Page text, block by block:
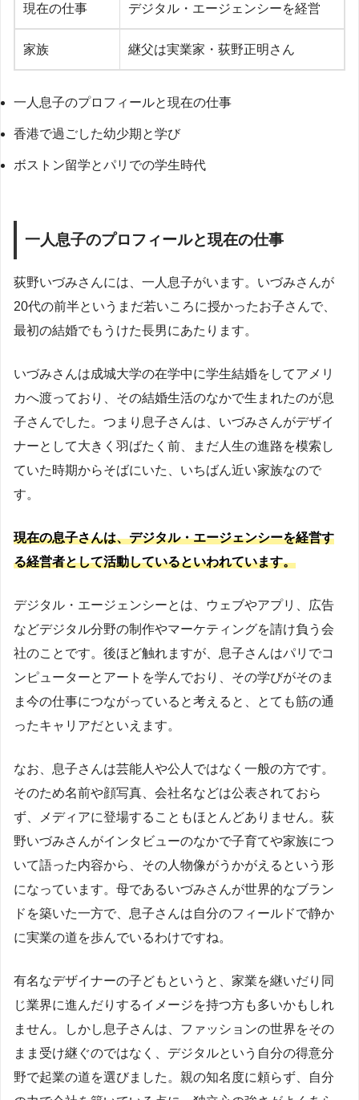
現在の仕事 デジタル・エージェンシーを経営
家族 継父は実業家・荻野正明さん
一人息子のプロフィールと現在の仕事
香港で過ごした幼少期と学び
ボストン留学とパリでの学生時代
一人息子のプロフィールと現在の仕事
荻野いづみさんには、一人息子がいます。いづみさんが
20代の前半というまだ若いころに授かったお子さんで、
最初の結婚でもうけた長男にあたります。
いづみさんは成城大学の在学中に学生結婚をしてアメリ
カへ渡っており、その結婚生活のなかで生まれたのが息
子さんでした。つまり息子さんは、いづみさんがデザイ
ナーとして大きく羽ばたく前、まだ人生の進路を模索し
ていた時期からそばにいた、いちばん近い家族なので
す。
現在の息子さんは、デジタル・エージェンシーを経営す
る経営者として活動しているといわれています。
デジタル・エージェンシーとは、ウェブやアプリ、広告
などデジタル分野の制作やマーケティングを請け負う会
社のことです。後ほど触れますが、息子さんはパリでコ
ンピューターとアートを学んでおり、その学びがそのま
ま今の仕事につながっていると考えると、とても筋の通
ったキャリアだといえます。
なお、息子さんは芸能人や公人ではなく一般の方です。
そのため名前や顔写真、会社名などは公表されておら
ず、メディアに登場することもほとんどありません。荻
野いづみさんがインタビューのなかで子育てや家族につ
いて語った内容から、その人物像がうかがえるという形
になっています。母であるいづみさんが世界的なブラン
ドを築いた一方で、息子さんは自分のフィールドで静か
に実業の道を歩んでいるわけですね。
有名なデザイナーの子どもというと、家業を継いだり同
じ業界に進んだりするイメージを持つ方も多いかもしれ
ません。しかし息子さんは、ファッションの世界をその
まま受け継ぐのではなく、デジタルという自分の得意分
野で起業の道を選びました。親の知名度に頼らず、自分